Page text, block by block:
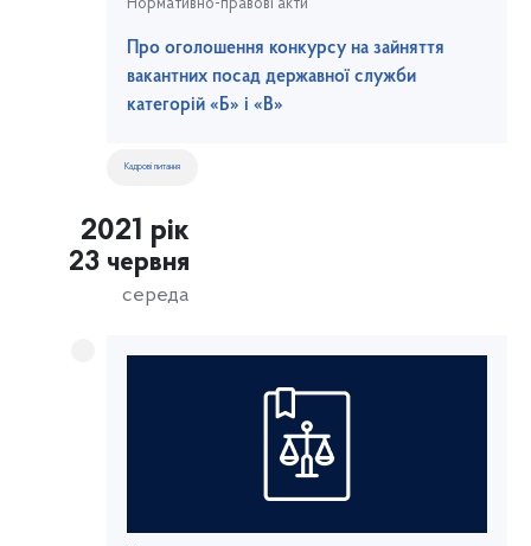
Нормативно-правові акти
Про оголошення конкурсу на зайняття
вакантних посад державної служби
категорій «Б» і «В»
Кадрові питання
2021 рік
23 червня
середа